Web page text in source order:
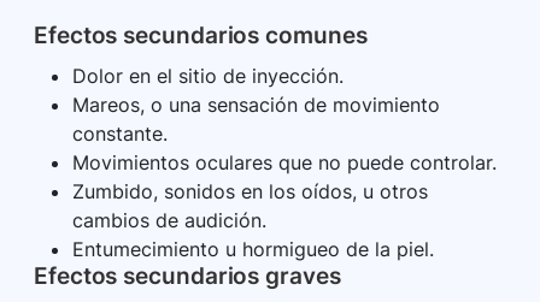
Efectos secundarios comunes
Dolor en el sitio de inyección.
Mareos, o una sensación de movimiento
constante.
Movimientos oculares que no puede controlar.
Zumbido, sonidos en los oídos, u otros
cambios de audición.
Entumecimiento u hormigueo de la piel.
Efectos secundarios graves